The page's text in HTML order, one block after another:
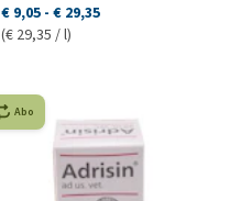
€ 9,05 - € 29,35
(€ 29,35 / l)
Abo